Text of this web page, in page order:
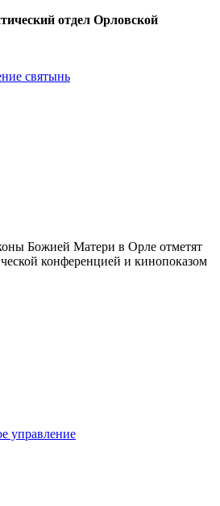
отдел Орловской
святынь
Божией Матери в Орле отметят
конференцией и кинопоказом
управление